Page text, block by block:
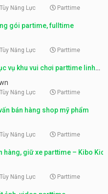
Năng Lực Parttime
gói partime, fulltime
Năng Lực Parttime
vụ khu vui chơi parttime linh
Năng Lực Parttime
bán hàng shop mỹ phẩm
Năng Lực Parttime
hàng, giữ xe parttime – Kibo Kid
Năng Lực Parttime